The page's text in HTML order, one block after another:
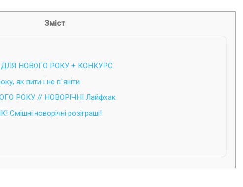
Зміст
ДЛЯ НОВОГО РОКУ + КОНКУРС
як пити і не п`яніти
РОКУ // НОВОРІЧНІ Лайфхак
новорічні розіграші!